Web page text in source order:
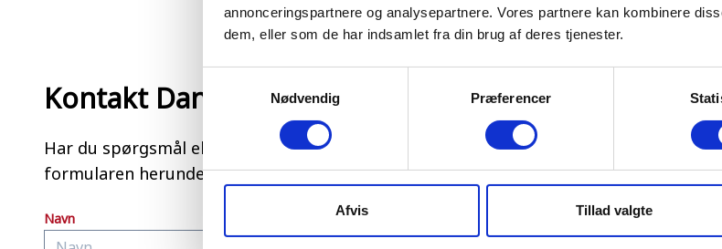
annonceringspartnere og analysepartnere. Vores partnere kan kombinere
dem, eller som de har indsamlet fra din brug af deres tjenester.
Nødvendig
Præferencer
Afvis Tillad valgte
Kontakt Dansk Maskincenter A/S
Har du spørgsmål eller vil du høre mere om denne maskine, så udfyld
formularen herunder, så kontakter vi dig hurtigst muligt.
Navn Telefon